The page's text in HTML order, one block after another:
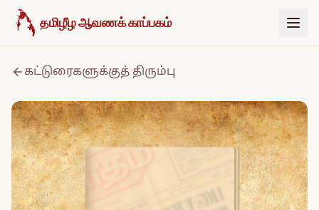
உள்ளடக்கத்திற்குச் செல்க
தமிழீழ ஆவணக் காப்பகம்
கட்டுரைகளுக்குத் திரும்பு